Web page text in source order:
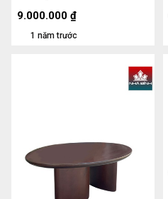
1 năm trước
9.000.000 ₫